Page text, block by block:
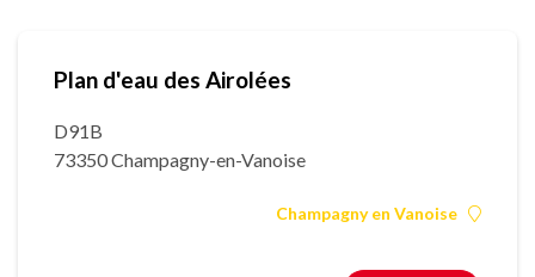
Plan d'eau des Airolées
D91B
73350 Champagny-en-Vanoise
Champagny en Vanoise